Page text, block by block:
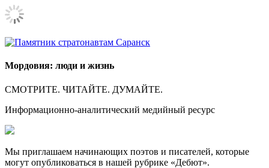
Мордовия: люди и жизнь
СМОТРИТЕ. ЧИТАЙТЕ. ДУМАЙТЕ.
Информационно-аналитический медийный ресурс
Мы приглашаем начинающих поэтов и писателей, которые
могут опубликоваться в нашей рубрике «Дебют».